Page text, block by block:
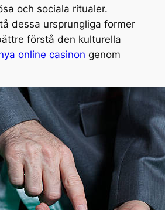
och sociala ritualer.
dessa ursprungliga former
förstå den kulturella
online casinon genom